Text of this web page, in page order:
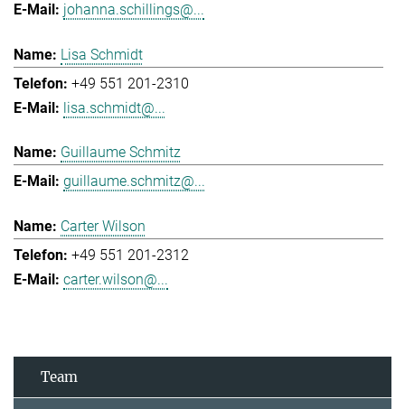
johanna.schillings@...
Lisa Schmidt
+49 551 201-2310
lisa.schmidt@...
Guillaume Schmitz
guillaume.schmitz@...
Carter Wilson
+49 551 201-2312
carter.wilson@...
Team